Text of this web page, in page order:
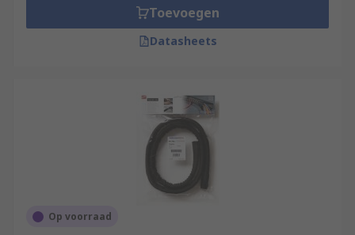
Toevoegen
Datasheets
Op voorraad